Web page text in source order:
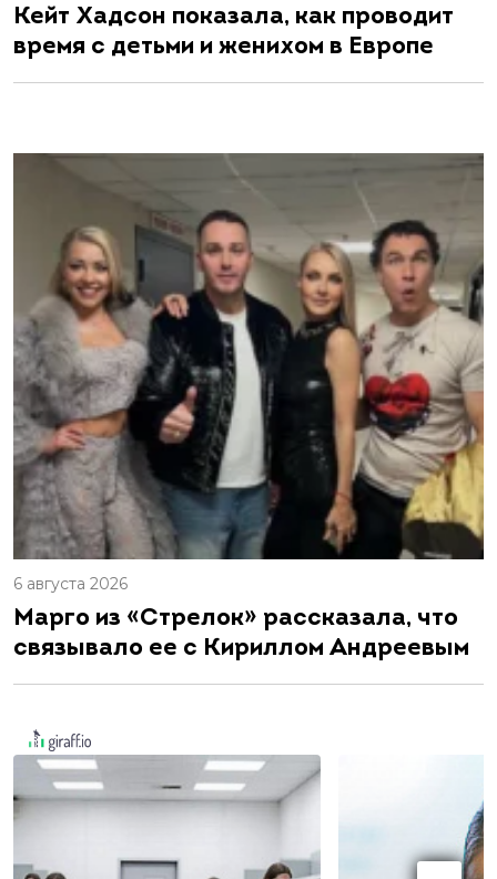
Кейт Хадсон показала, как проводит
время с детьми и женихом в Европе
6 августа 2026
Марго из «Стрелок» рассказала, что
связывало ее с Кириллом Андреевым